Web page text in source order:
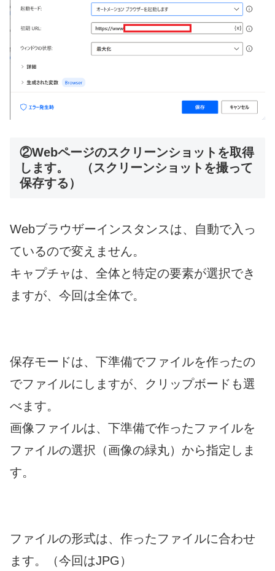
②Webページのスクリーンショットを取得
します。 （スクリーンショットを撮って
保存する）
Webブラウザーインスタンスは、自動で入っ
ているので変えません。
キャプチャは、全体と特定の要素が選択でき
ますが、今回は全体で。
保存モードは、下準備でファイルを作ったの
でファイルにしますが、クリップボードも選
べます。
画像ファイルは、下準備で作ったファイルを
ファイルの選択（画像の緑丸）から指定しま
す。
ファイルの形式は、作ったファイルに合わせ
ます。（今回はJPG）